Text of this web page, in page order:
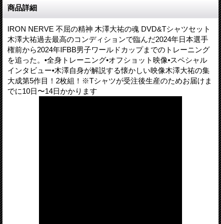
商品詳細
IRON NERVE 不屈の精神 木澤大祐の魂 DVD&Tシャツセット
木澤大祐過去最高のコンディションで臨んだ2024年日本選手
権前から2024年IFBB男子ワールドカップまでのトレーニング
を追った。•全身トレーニング•オフショット映像•スペシャル
インタビュー•木澤自身が解説する懐かしい映像木澤大祐の集
大成第5作目！2枚組！※Tシャツが受注後生産のためお届けま
でに10日〜14日かかります